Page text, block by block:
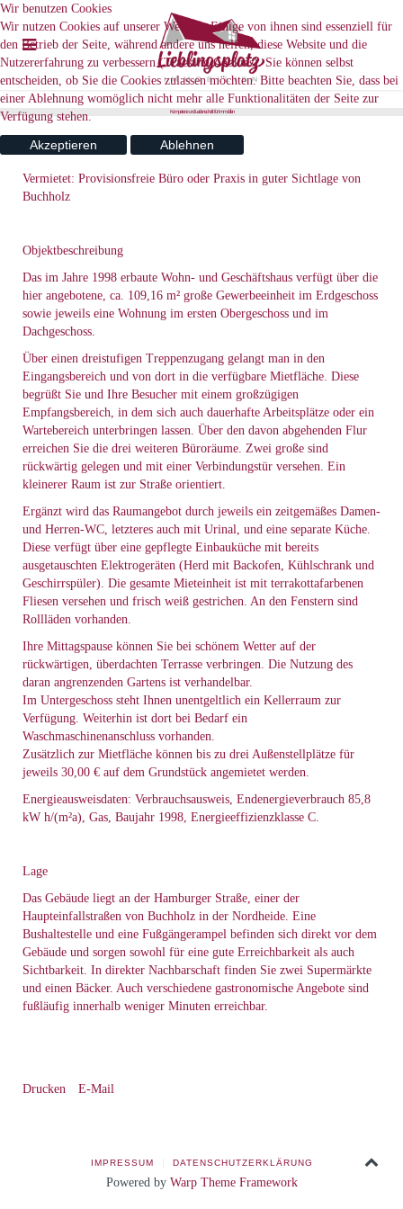
KompetenzundLedenschaftfürImmoben
Vermietet: Provisionsfreie Büro oder Praxis in guter Sichtlage von
Buchholz
Objektbeschreibung
Das im Jahre 1998 erbaute Wohn- und Geschäftshaus verfügt über die
hier angebotene, ca. 109,16 m² große Gewerbeeinheit im Erdgeschoss
sowie jeweils eine Wohnung im ersten Obergeschoss und im
Dachgeschoss.
Über einen dreistufigen Treppenzugang gelangt man in den
Eingangsbereich und von dort in die verfügbare Mietfläche. Diese
begrüßt Sie und Ihre Besucher mit einem großzügigen
Empfangsbereich, in dem sich auch dauerhafte Arbeitsplätze oder ein
Wartebereich unterbringen lassen. Über den davon abgehenden Flur
erreichen Sie die drei weiteren Büroräume. Zwei große sind
rückwärtig gelegen und mit einer Verbindungstür versehen. Ein
kleinerer Raum ist zur Straße orientiert.
Ergänzt wird das Raumangebot durch jeweils ein zeitgemäßes Damen-
und Herren-WC, letzteres auch mit Urinal, und eine separate Küche.
Diese verfügt über eine gepflegte Einbauküche mit bereits
ausgetauschten Elektrogeräten (Herd mit Backofen, Kühlschrank und
Geschirrspüler). Die gesamte Mieteinheit ist mit terrakottafarbenen
Fliesen versehen und frisch weiß gestrichen. An den Fenstern sind
Rollläden vorhanden.
Ihre Mittagspause können Sie bei schönem Wetter auf der
rückwärtigen, überdachten Terrasse verbringen. Die Nutzung des
daran angrenzenden Gartens ist verhandelbar.
Im Untergeschoss steht Ihnen unentgeltlich ein Kellerraum zur
Verfügung. Weiterhin ist dort bei Bedarf ein
Waschmaschinenanschluss vorhanden.
Zusätzlich zur Mietfläche können bis zu drei Außenstellplätze für
jeweils 30,00 € auf dem Grundstück angemietet werden.
Energieausweisdaten: Verbrauchsausweis, Endenergieverbrauch 85,8
kW h/(m²a), Gas, Baujahr 1998, Energieeffizienzklasse C.
Lage
Das Gebäude liegt an der Hamburger Straße, einer der
Haupteinfallstraßen von Buchholz in der Nordheide. Eine
Bushaltestelle und eine Fußgängerampel befinden sich direkt vor dem
Gebäude und sorgen sowohl für eine gute Erreichbarkeit als auch
Sichtbarkeit. In direkter Nachbarschaft finden Sie zwei Supermärkte
und einen Bäcker. Auch verschiedene gastronomische Angebote sind
fußläufig innerhalb weniger Minuten erreichbar.
Drucken E-Mail
IMPRESSUM DATENSCHUTZERKLÄRUNG
Powered by Warp Theme Framework
Wir benutzen Cookies
Wir nutzen Cookies auf unserer Website. Einige von ihnen sind essenziell für
den Betrieb der Seite, während andere uns helfen, diese Website und die
Nutzererfahrung zu verbessern (Tracking Cookies). Sie können selbst
entscheiden, ob Sie die Cookies zulassen möchten. Bitte beachten Sie, dass bei
einer Ablehnung womöglich nicht mehr alle Funktionalitäten der Seite zur
Verfügung stehen.
Akzeptieren Ablehnen